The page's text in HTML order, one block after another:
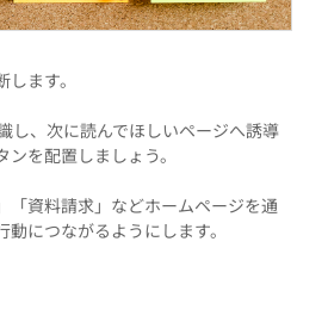
ます。
し、次に読んでほしいページへ誘導
を配置しましょう。
「資料請求」などホームページを通
につながるようにします。